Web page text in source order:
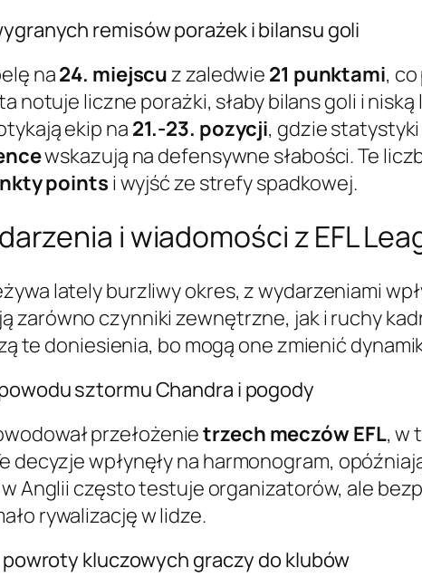
remisów porażek i bilansu goli
na24. miejscuz zaledwie 21 punktami,
notuje liczne porażki, słaby bilans goli i
ekip na 21.-23. pozycji, gdzie statystyki
wskazują na defensywne słabości. Te
points i wyjść ze strefy spadkowej.
i wiadomości z EFL
lately burzliwy okres, z wydarzeniami
zarówno czynniki zewnętrzne, jak i ruchy
te doniesienia, bo mogą one zmienić
sztormu Chandra i pogody
przełożenietrzech meczów EFL, w
decyzje wpłynęły na harmonogram,
Anglii często testuje organizatorów, ale
rywalizację w lidze.
kluczowych graczy do klubów